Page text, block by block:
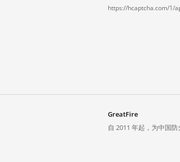
https://hcaptcha.com/1/
GreatFire
自 2011 年起，为中国防